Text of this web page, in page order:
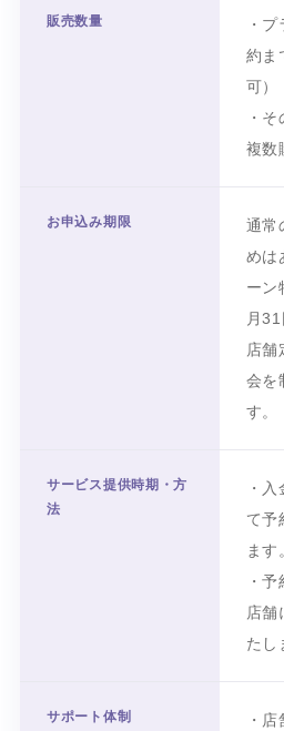
販売数量
・
約ま
可）
・
複数
お申込み期限
通常
めは
ーン
月31
店舗
会を
す。
サービス提供時期・方
法
・
て予
ます。
・
店舗
たし
サポート体制
・